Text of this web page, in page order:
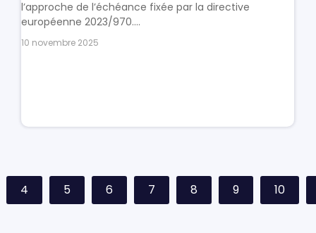
l’approche de l’échéance fixée par la directive
européenne 2023/970....
10 novembre 2025
4 5 6 7 8 9 10